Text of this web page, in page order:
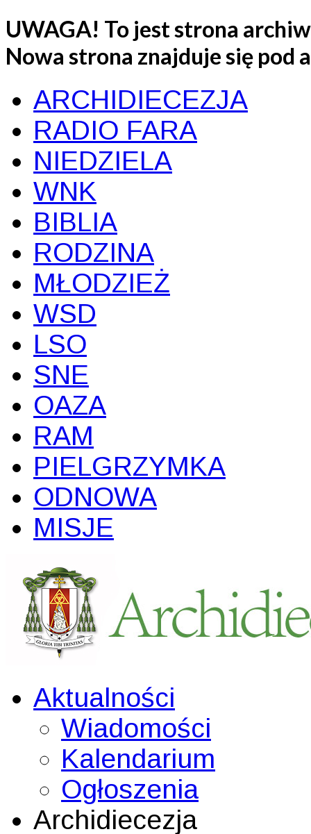
UWAGA! To jest strona
Nowa strona znajduje się pod
ARCHIDIECEZJA
RADIO FARA
NIEDZIELA
WNK
BIBLIA
RODZINA
MŁODZIEŻ
WSD
LSO
SNE
OAZA
RAM
PIELGRZYMKA
ODNOWA
MISJE
Aktualności
Wiadomości
Kalendarium
Ogłoszenia
Archidiecezja